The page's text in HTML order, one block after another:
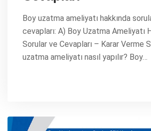
Boy uzatma ameliyatı hakkında
cevapları: A) Boy Uzatma Ameliyatı
Sorular ve Cevapları – Karar Verme
uzatma ameliyatı nasıl yapılır? Boy…